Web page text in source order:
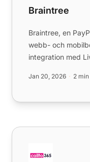
Braintree
Braintree, en
webb- och
integration med
Jan 20, 2026 2
CallTo365